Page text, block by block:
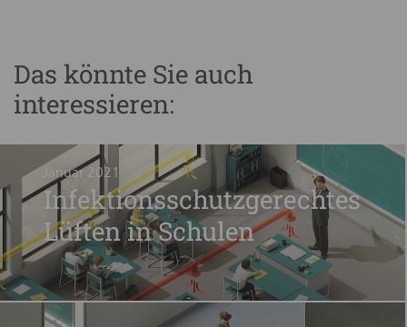
Das könnte Sie auch
interessieren:
Januar 2021
Infektionsschutzgerechtes
Lüften in Schulen